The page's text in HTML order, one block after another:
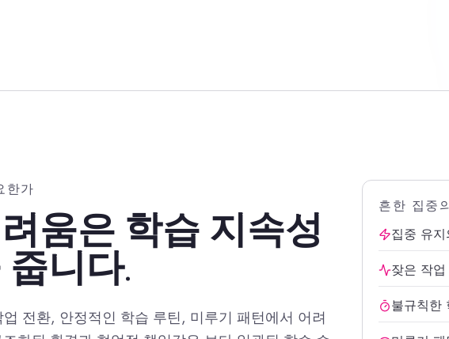
한가
움은 학습 지속성
니다.
전환, 안정적인 학습 루틴, 미루기 패턴에서 어려
흔한 집중
집중 유
잦은 작
불규칙한